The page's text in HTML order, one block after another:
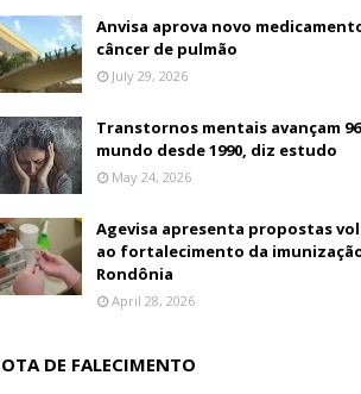
Anvisa aprova novo
câncer de pulmão
July 29, 2026
Transtornos mentais avançam
mundo desde 1990, diz estudo
May 24, 2026
Agevisa apresenta propostas
ao fortalecimento da
Rondônia
April 28, 2026
DE FALECIMENTO